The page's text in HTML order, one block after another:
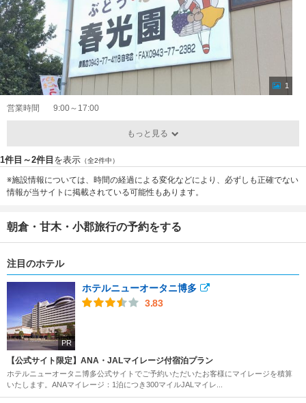
1
営業時間 9:00～17:00
もっと見る
1件目～2件目 を表示 （全2件中）
※施設情報については、時間の経過による変化などにより、必ずしも正確でない
情報が当サイトに掲載されている可能性もあります。
朝倉・甘木・小郡旅行の予約をする
注目のホテル
PR
ホテルニューオータニ博多
3.83
【公式サイト限定】ANA・JALマイレージ付宿泊プラン
ホテルニューオータニ博多公式サイトでご予約いただいたお客様にマイレージを積算
いたします。ANAマイレージ：1泊につき300マイルJALマイレ...